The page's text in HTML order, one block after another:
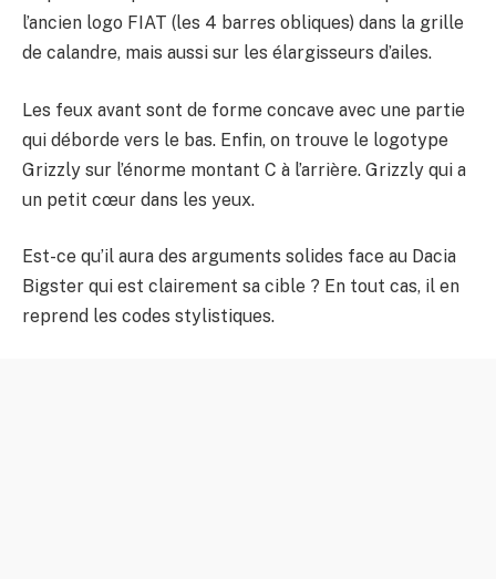
l’ancien logo FIAT (les 4 barres obliques) dans la grille
de calandre, mais aussi sur les élargisseurs d’ailes.
Les feux avant sont de forme concave avec une partie
qui déborde vers le bas. Enfin, on trouve le logotype
Grizzly sur l’énorme montant C à l’arrière. Grizzly qui a
un petit cœur dans les yeux.
Est-ce qu’il aura des arguments solides face au Dacia
Bigster qui est clairement sa cible ? En tout cas, il en
reprend les codes stylistiques.